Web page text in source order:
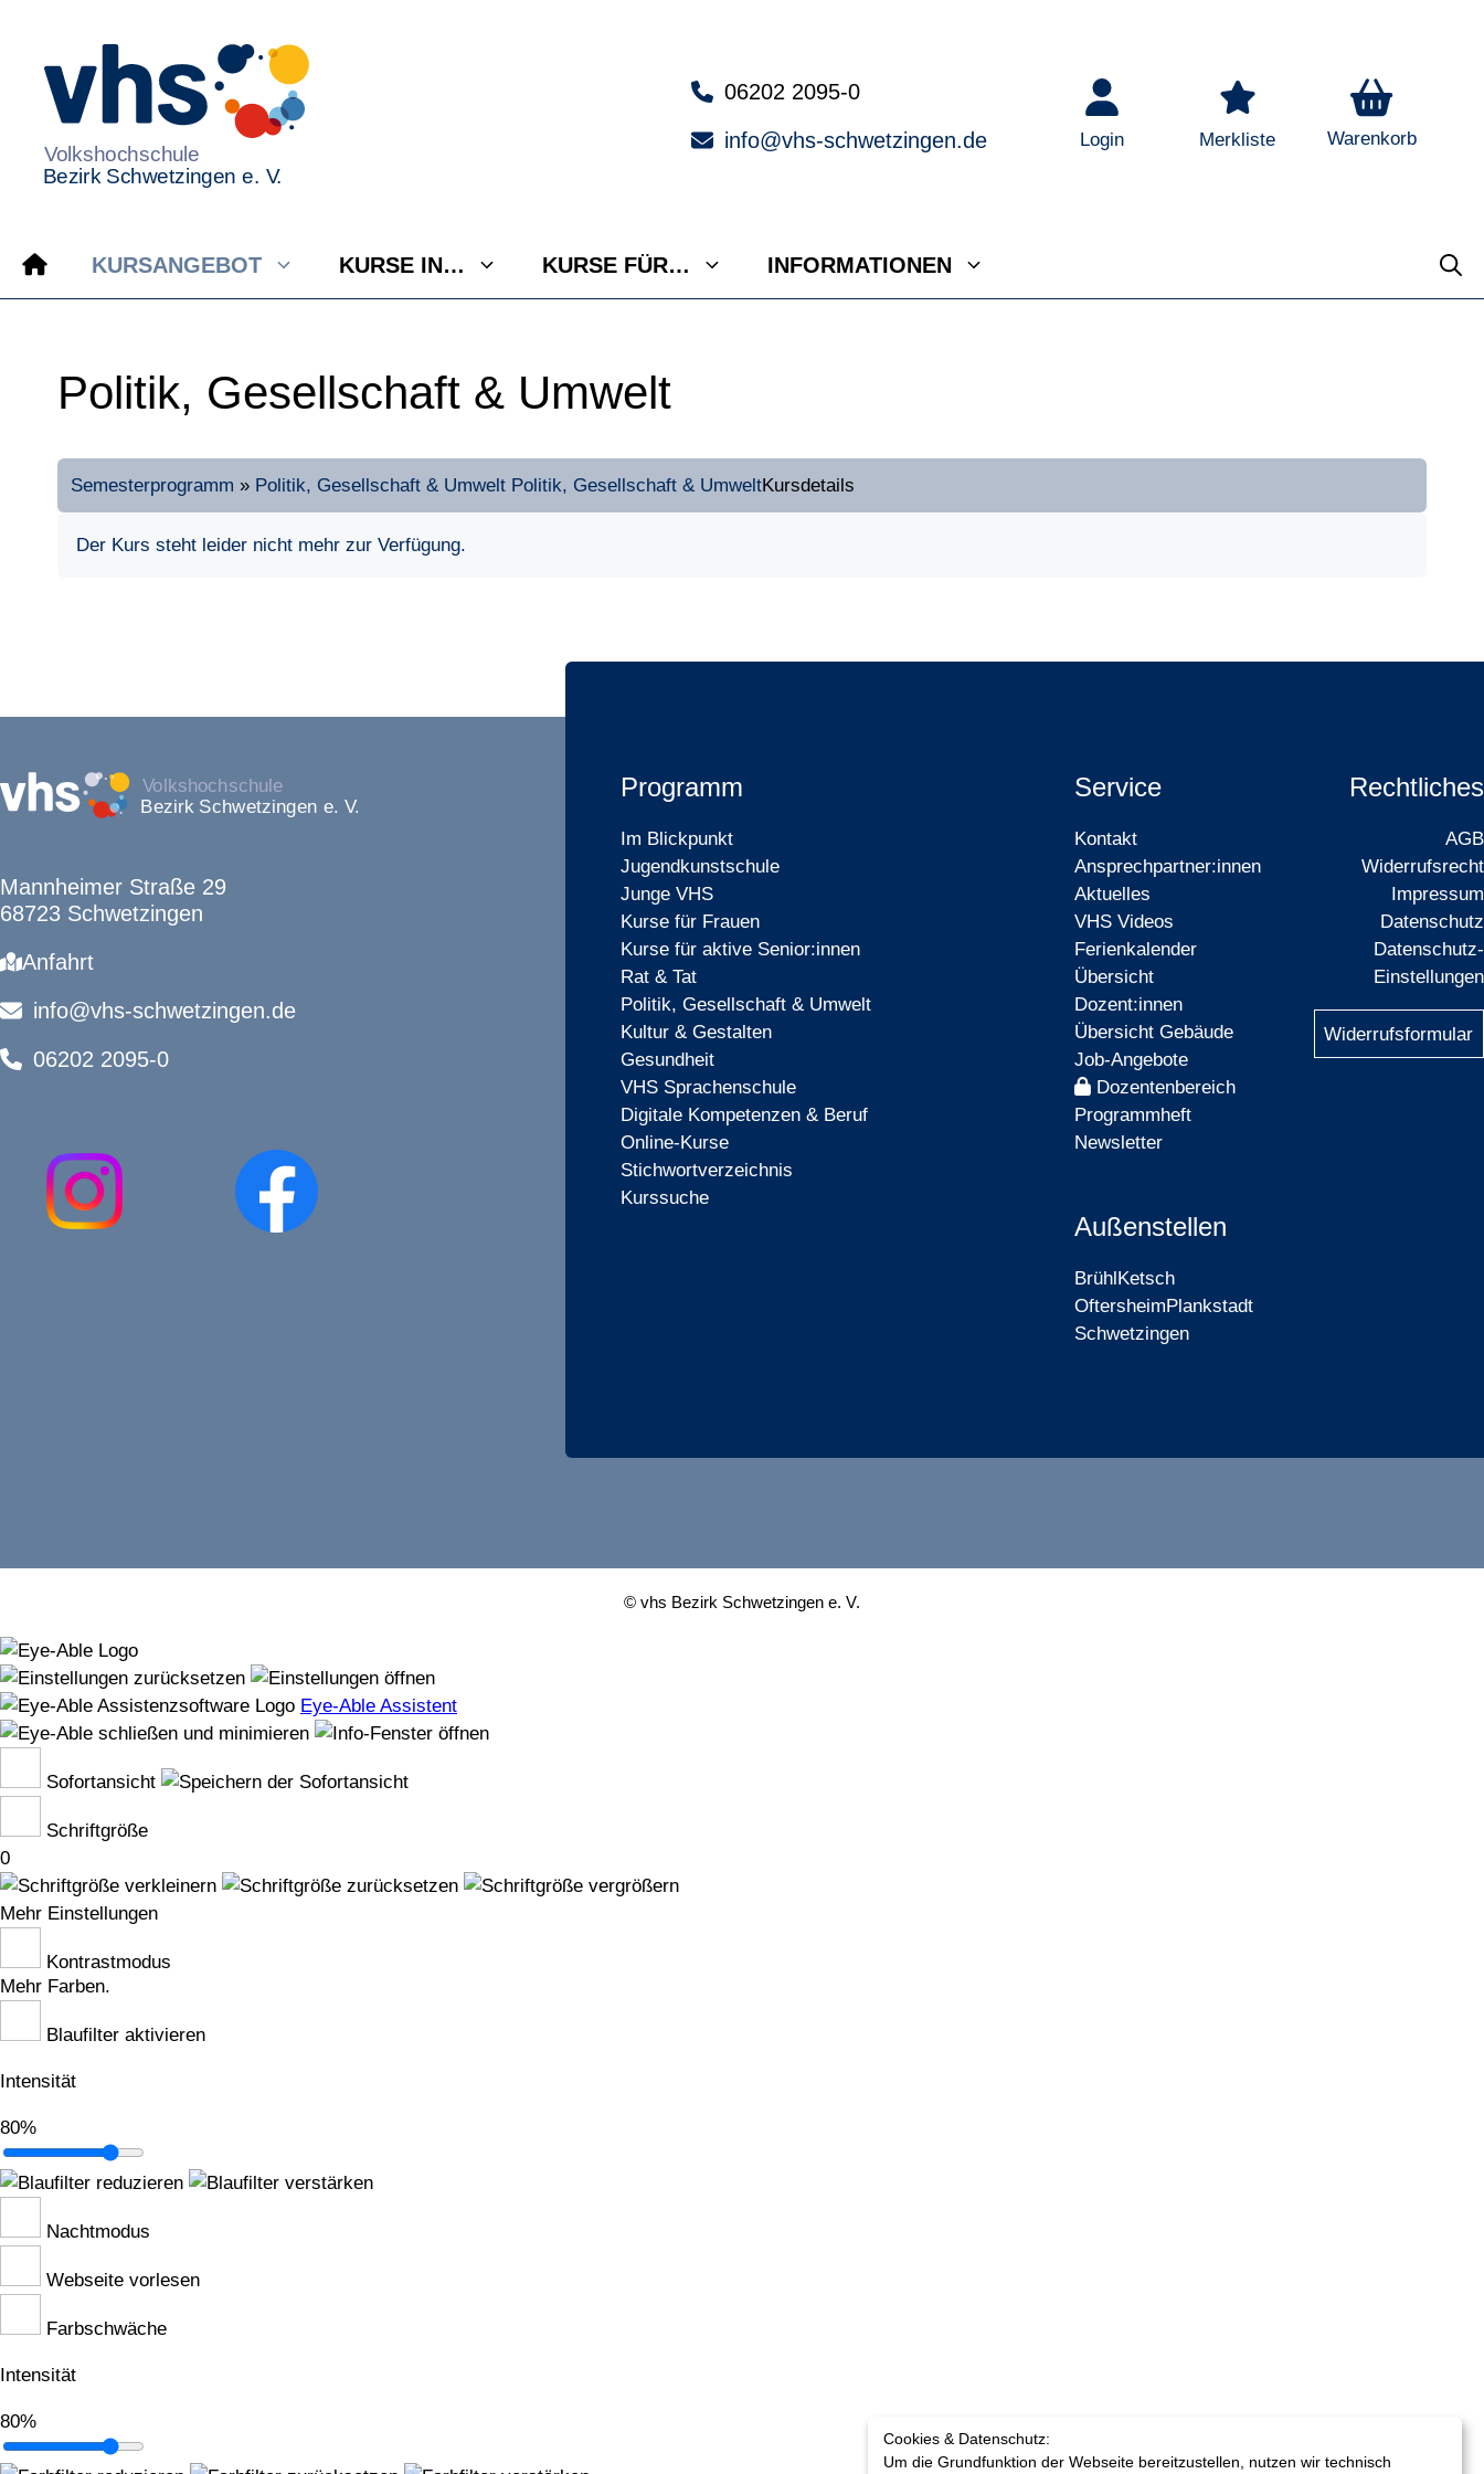
springen
06202 2095-0
info@vhs-schwetzingen.de
Login Merkliste Warenkorb
KURSANGEBOT KURSE IN… KURSE FÜR… INFORMATIONEN
Politik, Gesellschaft & Umwelt
Semesterprogramm » Politik, Gesellschaft & Umwelt Politik, Gesellschaft & UmweltKursdetails
Der Kurs steht leider nicht mehr zur Verfügung.
Mannheimer Straße 29
68723 Schwetzingen
Anfahrt
info@vhs-schwetzingen.de
06202 2095-0
Programm
Im Blickpunkt
Jugendkunstschule
Junge VHS
Kurse für Frauen
Kurse für aktive Senior:innen
Rat & Tat
Politik, Gesellschaft & Umwelt
Kultur & Gestalten
Gesundheit
VHS Sprachenschule
Digitale Kompetenzen & Beruf
Online-Kurse
Stichwortverzeichnis
Kurssuche
Service
Kontakt
Ansprechpartner:innen
Aktuelles
VHS Videos
Ferienkalender
Übersicht
Dozent:innen
Übersicht Gebäude
Job-Angebote
Dozentenbereich
Programmheft
Newsletter
Außenstellen
BrühlKetsch
OftersheimPlankstadt
Schwetzingen
Rechtliches
AGB
Widerrufsrecht
Impressum
Datenschutz
Datenschutz-
Einstellungen
Widerrufsformular
© vhs Bezirk Schwetzingen e. V.
Cookies & Datenschutz:
Um die Grundfunktion der Webseite bereitzustellen, nutzen wir technisch